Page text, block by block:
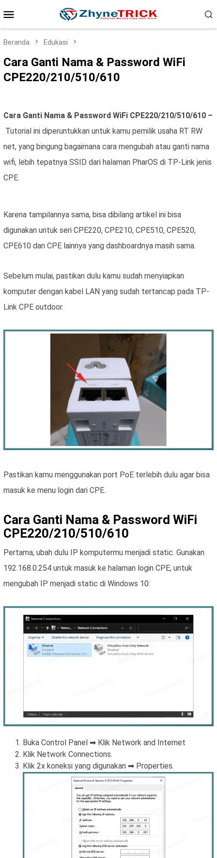
ke
Mobile
Beranda Edukasi
Cara Ganti Nama & Password WiFi
CPE220/210/510/610
Cara Ganti Nama & Password WiFi CPE220/210/510/610 –
Tutorial ini diperuntukkan untuk kamu pemilik usaha RT RW
net, yang bingung bagaimana cara mengubah atau ganti nama
wifi, lebih tepatnya SSID dari halaman PharOS di TP-Link jenis
CPE.
Karena tampilannya sama, bisa dibilang artikel ini bisa
digunakan untuk seri CPE220, CPE210, CPE510, CPE520,
CPE610 dan CPE lainnya yang dashboardnya masih sama.
Sebelum mulai, pastikan dulu kamu sudah menyiapkan
komputer dengan kabel LAN yang sudah tertancap pada TP-
Link CPE outdoor.
Pastikan kamu menggunakan port PoE terlebih dulu agar bisa
masuk ke menu login dari CPE.
Cara Ganti Nama & Password WiFi
CPE220/210/510/610
Pertama, ubah dulu IP komputermu menjadi static. Gunakan
192.168.0.254 untuk masuk ke halaman login CPE, untuk
mengubah IP menjadi static di Windows 10:
Buka Control Panel ➡ Klik Network and Internet
Klik Network Connections.
Klik 2x koneksi yang digunakan ➡ Properties.